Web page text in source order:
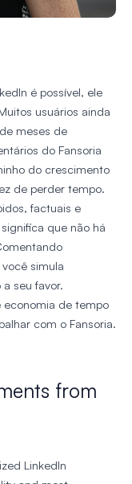
é possível, ele
usuários ainda
meses de
do Fansoria
do crescimento
de perder tempo.
factuais e
que não há
simula
seu favor.
economia de tempo
com o Fansoria.
from
LinkedIn